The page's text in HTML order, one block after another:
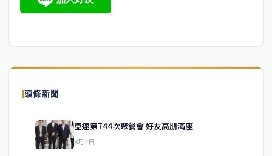
頭條新聞
亞速第744次聚餐會 好友高朋滿座
8月7日